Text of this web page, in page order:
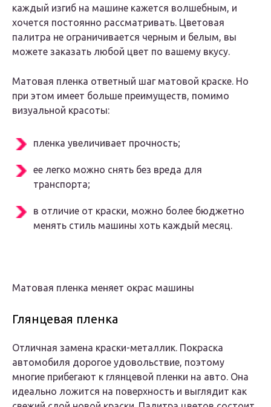
каждый изгиб на машине кажется волшебным, и
хочется постоянно рассматривать. Цветовая
палитра не ограничивается черным и белым, вы
можете заказать любой цвет по вашему вкусу.
Матовая пленка ответный шаг матовой краске. Но
при этом имеет больше преимуществ, помимо
визуальной красоты:
пленка увеличивает прочность;
ее легко можно снять без вреда для
транспорта;
в отличие от краски, можно более бюджетно
менять стиль машины хоть каждый месяц.
Матовая пленка меняет окрас машины
Глянцевая пленка
Отличная замена краски-металлик. Покраска
автомобиля дорогое удовольствие, поэтому
многие прибегают к глянцевой пленки на авто. Она
идеально ложится на поверхность и выглядит как